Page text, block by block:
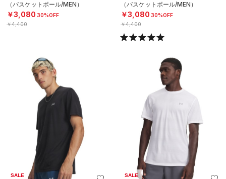
（バスケットボール/MEN）
￥3,080 30%OFF
￥4,400
（バスケットボール/MEN）
￥3,080 30%OFF
￥4,400
SALE SALE